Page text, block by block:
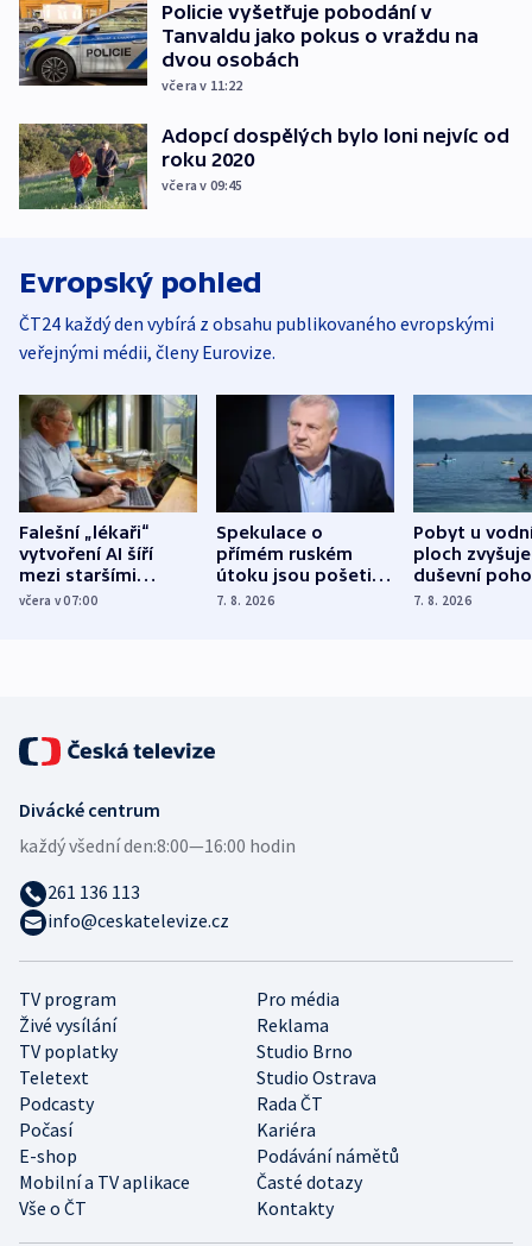
Policie vyšetřuje pobodání v
Tanvaldu jako pokus o vraždu na
dvou osobách
včera v 11:22
Adopcí dospělých bylo loni nejvíc od
roku 2020
včera v 09:45
Evropský pohled
ČT24 každý den vybírá z obsahu publikovaného evropskými
veřejnými médii, členy Eurovize.
Falešní „lékaři“
vytvoření AI šíří
mezi staršími
Poláky nebezpečné
včera v 07:00
Spekulace o
přímém ruském
útoku jsou pošetilé,
míní estonský
7. 8. 2026
Pobyt u
ploch zvyšuje
duševní
ukázala
7. 8. 2026
TV program
Pro média
Živé vysílání
Reklama
TV poplatky
Studio Brno
Teletext
Studio Ostrava
Podcasty
Rada ČT
Počasí
Kariéra
E-shop
Podávání námětů
Mobilní a TV aplikace
Časté dotazy
Vše o ČT
Kontakty
Divácké centrum
každý všední den:8:00—16:00 hodin
261 136 113
info@ceskatelevize.cz